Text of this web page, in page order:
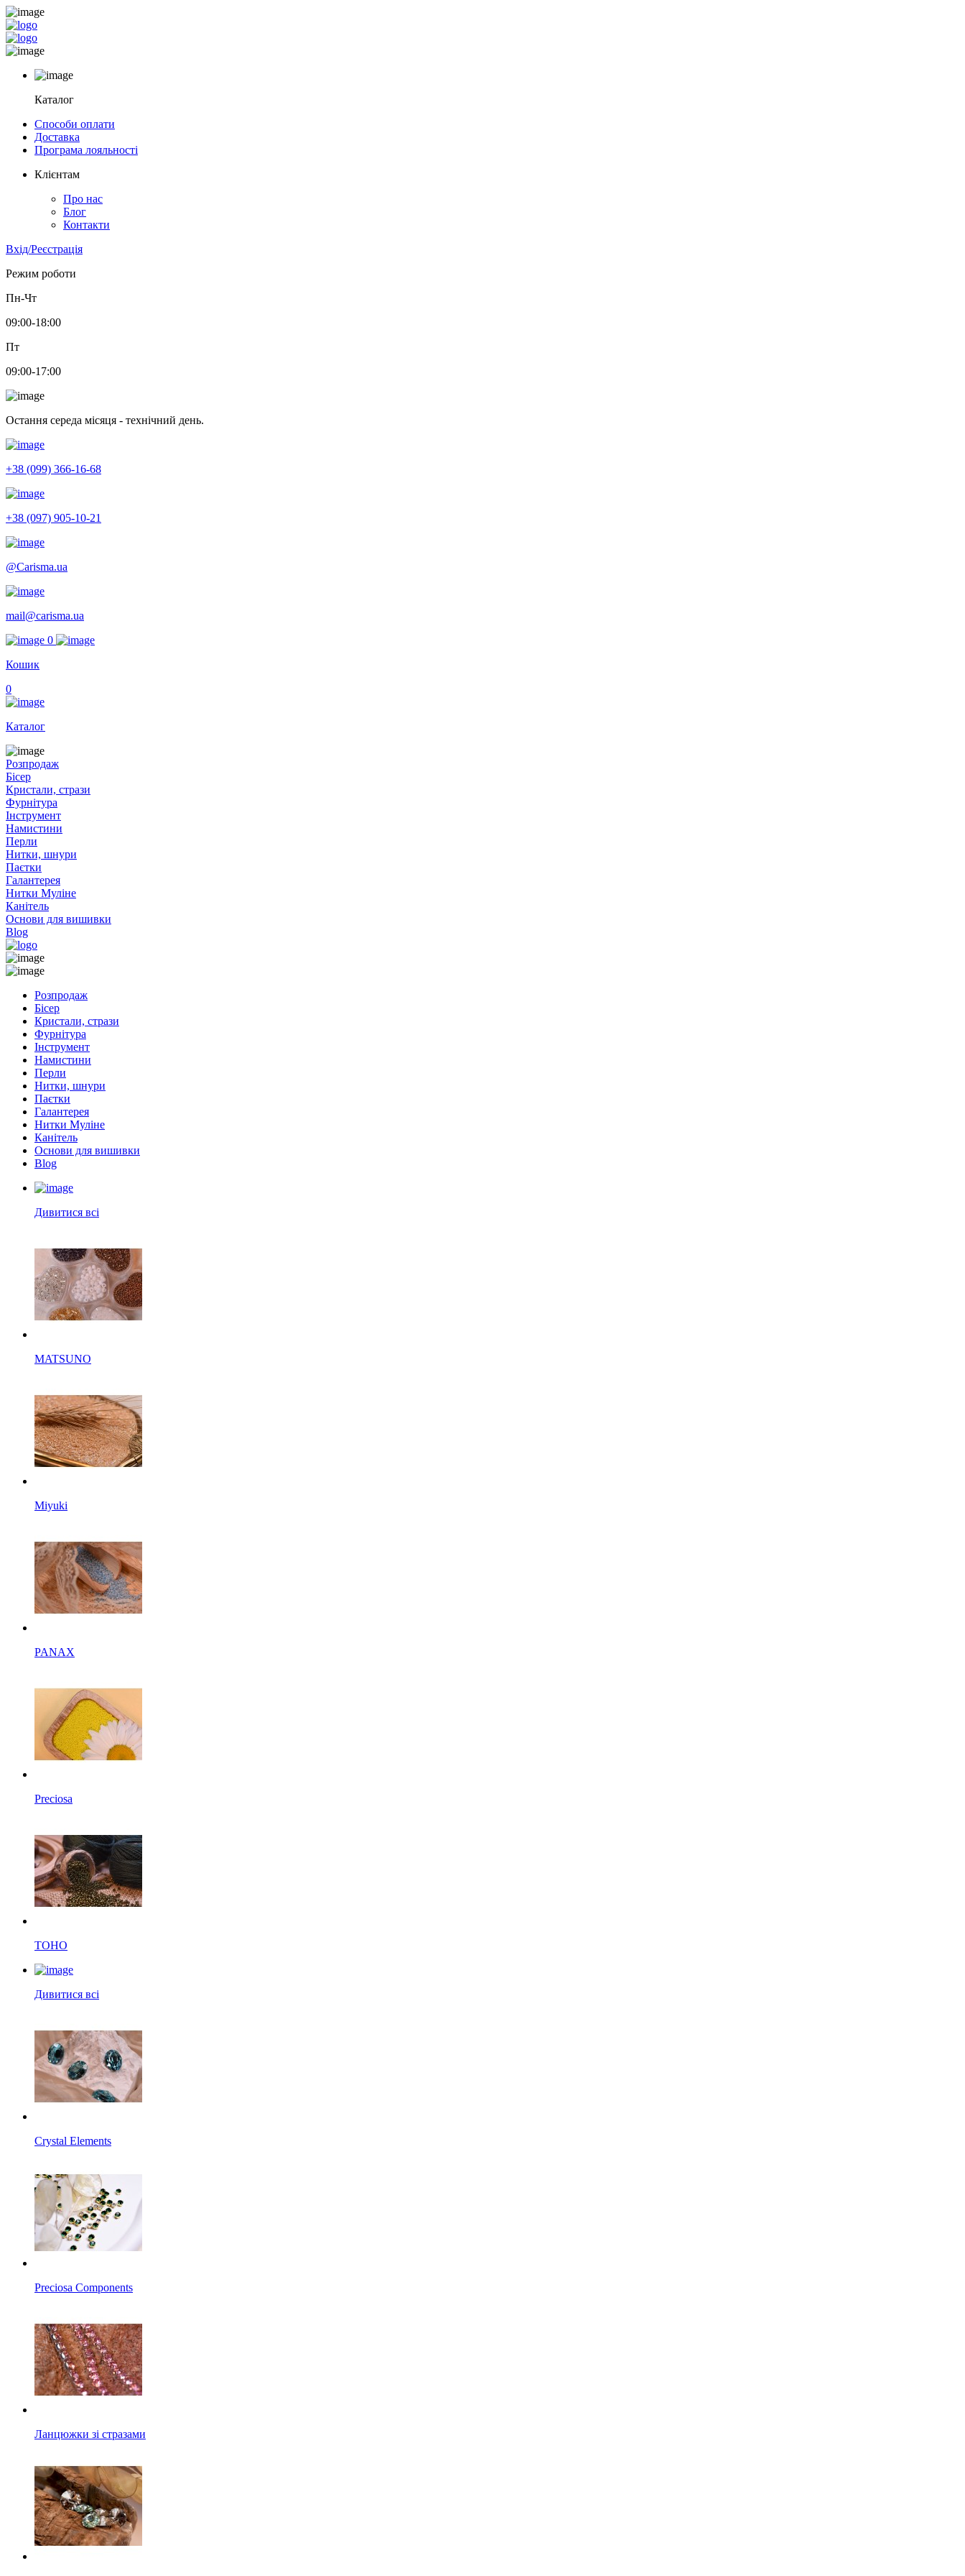
Каталог
Способи оплати
Доставка
Програма лояльності
Клієнтам
Про нас
Блог
Контакти
Вхід/Реєстрація
Режим роботи
Пн-Чт
09:00-18:00
Пт
09:00-17:00
Остання середа місяця - технічний день.
+38 (099) 366-16-68
+38 (097) 905-10-21
@Carisma.ua
mail@carisma.ua
0
Кошик
0
Каталог
Розпродаж
Бісер
Кристали, стрази
Фурнітура
Інструмент
Намистини
Перли
Нитки, шнури
Паєтки
Галантерея
Нитки Муліне
Канітель
Основи для вишивки
Blog
Розпродаж
Бісер
Кристали, стрази
Фурнітура
Інструмент
Намистини
Перли
Нитки, шнури
Паєтки
Галантерея
Нитки Муліне
Канітель
Основи для вишивки
Blog
Дивитися всі
MATSUNO
Miyuki
PANAX
Preciosa
TOHO
Дивитися всі
Crystal Elements
Preciosa Components
Ланцюжки зі стразами